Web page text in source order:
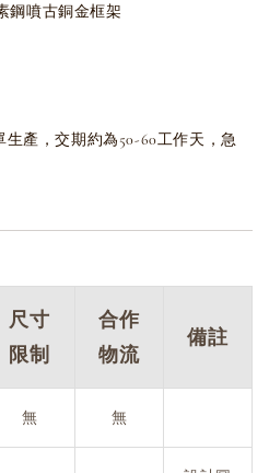
鋼噴古銅金框架
生產，交期約為50-60工作天，急
尺寸
限制
合作
物流
備註
無 無